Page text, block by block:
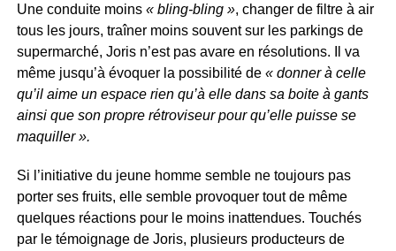
Une conduite moins« bling-bling », changer de filtre à air
tous les jours, traîner moins souvent sur les parkings de
supermarché, Joris n’est pas avare en résolutions. Il va
même jusqu’à évoquer la possibilité de « donner à celle
qu’il aime un espace rien qu’à elle dans sa boite à gants
ainsi que son propre rétroviseur pour qu’elle puisse se
maquiller ».
Si l’initiative du jeune homme semble ne toujours pas
porter ses fruits, elle semble provoquer tout de même
quelques réactions pour le moins inattendues. Touchés
par le témoignage de Joris, plusieurs producteurs de